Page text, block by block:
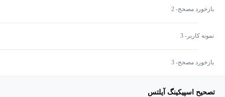
بازخورد مصحح- 2
نمونه کاربر- 3
بازخورد مصحح- 3
تصحیح اسپیکینگ آیلتس